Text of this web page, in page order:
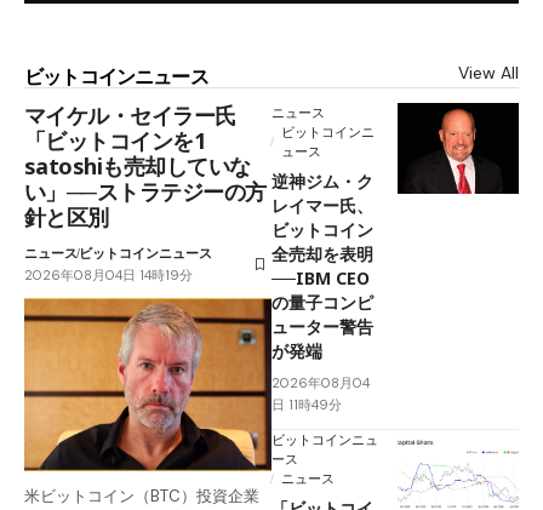
ビットコインニュース View All
マイケル・セイラー氏
「ビットコインを1
satoshiも売却していな
い」──ストラテジーの方
針と区別
ニュースビットコインニュース
2026年08月04日 14時19分
米ビットコイン（BTC）投資企業
ニュース
ビットコインニ
ュース
逆神ジム・ク
レイマー氏、
ビットコイン
全売却を表明
──IBM CEO
の量子コンピ
ューター警告
が発端
2026年08月04
日 11時49分
ビットコインニュ
ース
ニュース